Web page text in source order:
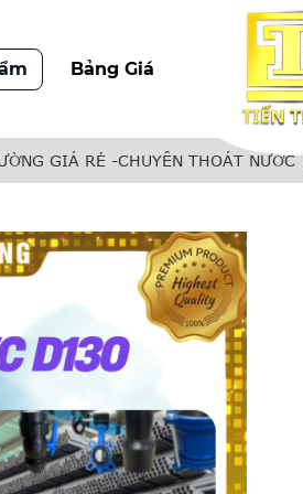
Bảng Giá
GIÁ RẺ -CHUYÊN THOÁT NƯỚC